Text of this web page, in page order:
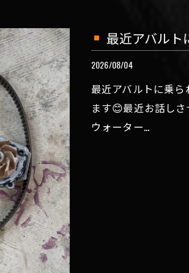
最近アバルト
2026/08/04
最近アバルトに乗
ます😊最近お話し
ウォーター…